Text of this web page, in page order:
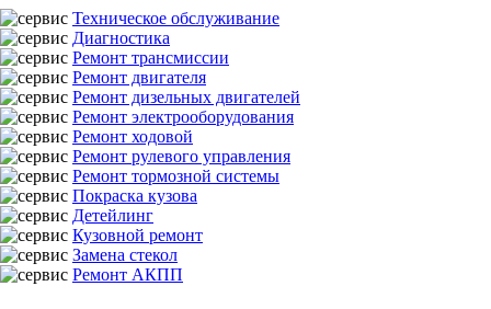
Техническое обслуживание
Диагностика
Ремонт трансмиссии
Ремонт двигателя
Ремонт дизельных двигателей
Ремонт электрооборудования
Ремонт ходовой
Ремонт рулевого управления
Ремонт тормозной системы
Покраска кузова
Детейлинг
Кузовной ремонт
Замена стекол
Ремонт АКПП